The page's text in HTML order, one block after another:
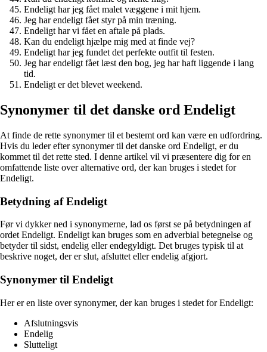
Endeligt har jeg fået malet væggene i mit hjem.
Jeg har endeligt fået styr på min træning.
Endeligt har vi fået en aftale på plads.
Kan du endeligt hjælpe mig med at finde vej?
Endeligt har jeg fundet det perfekte outfit til festen.
Jeg har endeligt fået læst den bog, jeg har haft liggende i lang
tid.
Endeligt er det blevet weekend.
Synonymer til det danske ord Endeligt
At finde de rette synonymer til et bestemt ord kan være en udfordring.
Hvis du leder efter synonymer til det danske ord Endeligt, er du
kommet til det rette sted. I denne artikel vil vi præsentere dig for en
omfattende liste over alternative ord, der kan bruges i stedet for
Endeligt.
Betydning af Endeligt
Før vi dykker ned i synonymerne, lad os først se på betydningen af
ordet Endeligt. Endeligt kan bruges som en adverbial betegnelse og
betyder til sidst, endelig eller endegyldigt. Det bruges typisk til at
beskrive noget, der er slut, afsluttet eller endelig afgjort.
Synonymer til Endeligt
Her er en liste over synonymer, der kan bruges i stedet for Endeligt:
Afslutningsvis
Endelig
Slutteligt